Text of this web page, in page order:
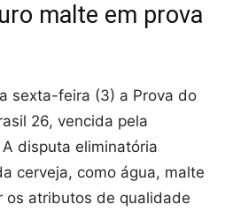
malte em prova
sexta-feira (3) a Prova do
26, vencida pela
disputa eliminatória
cerveja, como água, malte
os atributos de qualidade